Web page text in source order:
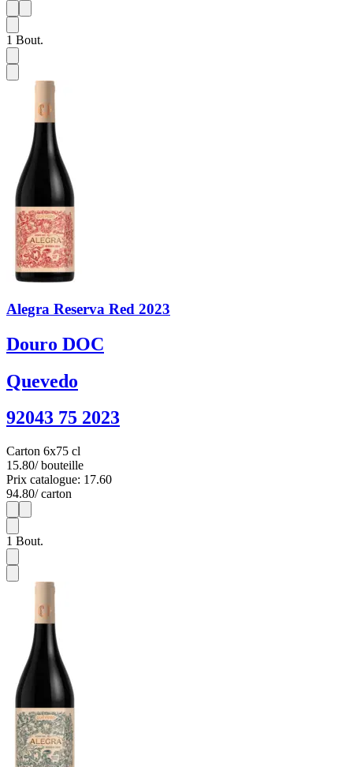
1
1 Bout.
Alegra Reserva Red 2023
Douro DOC
Quevedo
92043 75 2023
Carton 6x75 cl
15.80/ bouteille
Prix catalogue: 17.60
94.80/ carton
1
1 Bout.